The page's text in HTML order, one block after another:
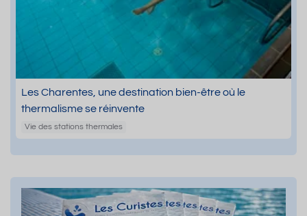
Les Charentes, une destination bien-être où le
thermalisme se réinvente
Vie des stations thermales